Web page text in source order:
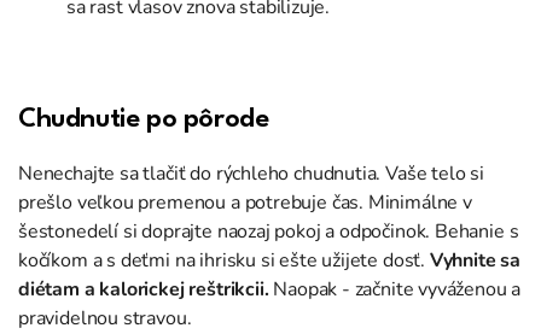
sa rast vlasov znova stabilizuje.
Chudnutie po pôrode
Nenechajte sa tlačiť do rýchleho chudnutia. Vaše telo si
prešlo veľkou premenou a potrebuje čas. Minimálne v
šestonedelí si doprajte naozaj pokoj a odpočinok. Behanie s
kočíkom a s deťmi na ihrisku si ešte užijete dosť. Vyhnite sa
diétam a kalorickej reštrikcii. Naopak - začnite vyváženou a
pravidelnou stravou.